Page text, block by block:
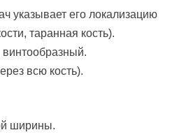
указывает его локализацию
таранная кость).
всю кость).
ширины.